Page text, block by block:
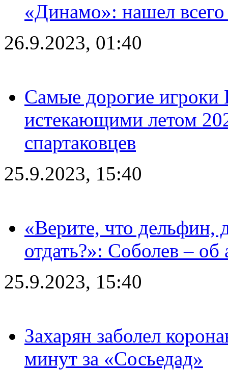
«Динамо»: нашел
26.9.2023, 01:40
Самые дорогие игроки
истекающими летом
спартаковцев
25.9.2023, 15:40
«Верите, что дельфин,
отдать?»: Соболев – об
25.9.2023, 15:40
Захарян заболел
минут за «Сосьедад»